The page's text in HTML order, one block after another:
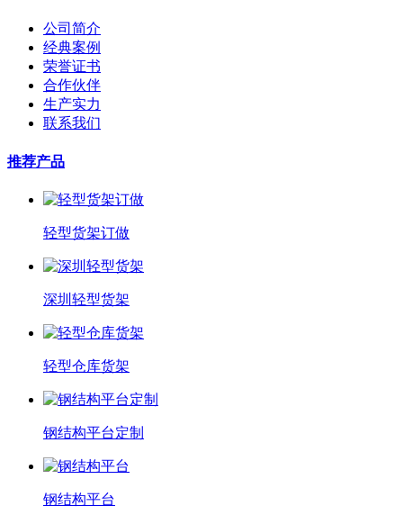
公司简介
经典案例
荣誉证书
合作伙伴
生产实力
联系我们
推荐产品
轻型货架订做
深圳轻型货架
轻型仓库货架
钢结构平台定制
钢结构平台